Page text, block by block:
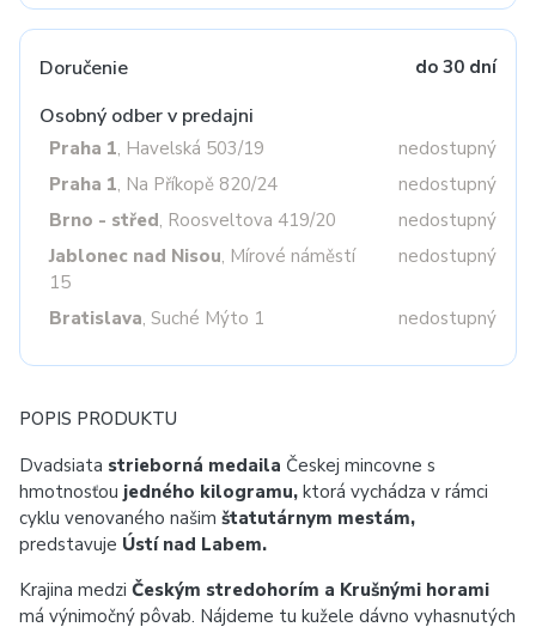
Doručenie do 30 dní
Osobný odber v predajni
Praha 1, Havelská 503/19
nedostupný
Praha 1, Na Příkopě 820/24
nedostupný
Brno - střed, Roosveltova 419/20
nedostupný
Jablonec nad Nisou, Mírové náměstí
15
nedostupný
Bratislava, Suché Mýto 1 nedostupný
POPIS PRODUKTU
Dvadsiata strieborná medaila Českej mincovne s
hmotnosťou jedného kilogramu, ktorá vychádza v rámci
cyklu venovaného našim štatutárnym mestám,
predstavuje Ústí nad Labem.
Krajina medzi Českým stredohorím a Krušnými horami
má výnimočný pôvab. Nájdeme tu kužele dávno vyhasnutých